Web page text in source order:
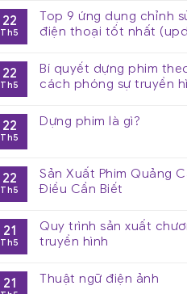
22
Th5
Top 9 ứng dụng chỉnh
điện thoại tốt nhất
22
Th5
Bí quyết dựng phim
cách phóng sự truyền
22
Th5
Dựng phim là gì?
22
Th5
Sản Xuất Phim Quảng
Điều Cần Biết
21
Th5
Quy trình sản xuất
truyền hình
21 Thuật ngữ điện ảnh